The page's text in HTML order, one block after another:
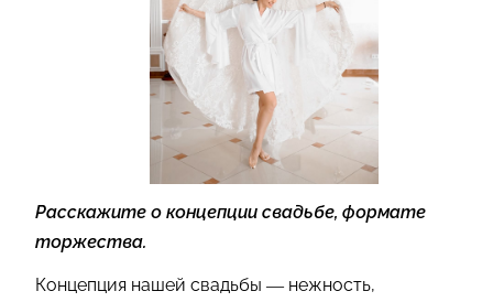
Расскажите о концепции свадьбе, формате
торжества.
Концепция нашей свадьбы — нежность,